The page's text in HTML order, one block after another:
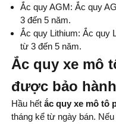
Ắc quy AGM: Ắc quy
3 đến 5 năm.
Ắc quy Lithium: Ắc quy
từ 3 đến 5 năm.
Ắc quy xe mô
được bảo
Hầu hết ắc quy xe mô tô
tháng kể từ ngày bán.